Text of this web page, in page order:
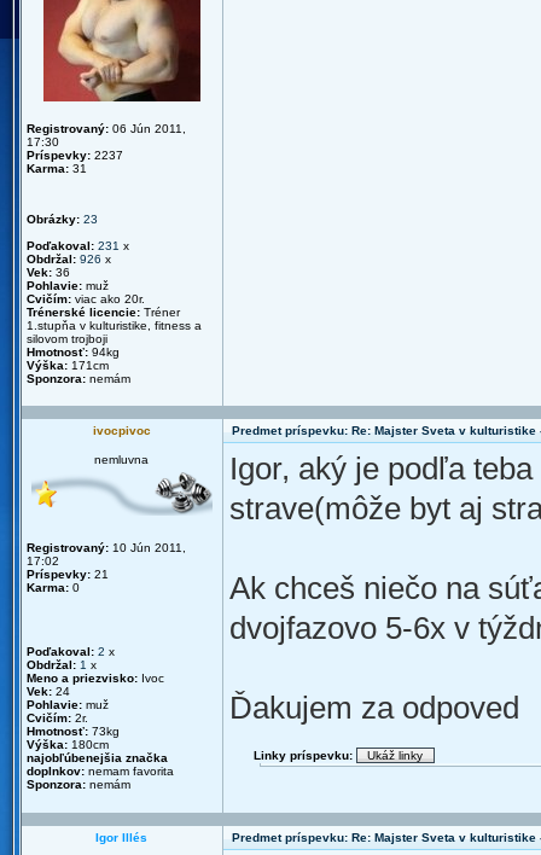
Registrovaný: 06 Jún 2011,
17:30
Príspevky: 2237
Karma: 31
Obrázky: 23
Poďakoval: 231 x
Obdržal: 926 x
Vek: 36
Pohlavie: muž
Cvičím: viac ako 20r.
Trénerské licencie: Tréner
1.stupňa v kulturistike, fitness a
silovom trojboji
Hmotnosť: 94kg
Výška: 171cm
Sponzora: nemám
ivocpivoc Predmet príspevku: Re: Majster Sveta v kulturistike
nemluvna
Registrovaný: 10 Jún 2011,
17:02
Príspevky: 21
Karma: 0
Poďakoval: 2 x
Obdržal: 1 x
Meno a priezvisko: Ivoc
Vek: 24
Pohlavie: muž
Cvičím: 2r.
Hmotnosť: 73kg
Výška: 180cm
najobľúbenejšia značka
doplnkov: nemam favorita
Sponzora: nemám
Igor, aký je podľa
strave(môže byt aj
Ak chceš niečo na
dvojfazovo 5-6x v
Ďakujem za odpoved
Linky príspevku:
Igor Illés Predmet príspevku: Re: Majster Sveta v kulturistike